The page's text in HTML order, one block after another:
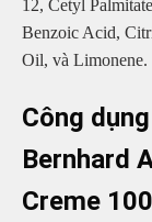
12, Cetyl
Benzoic Acid,
Oil, và Limonene.
Công
Bernhard
Creme